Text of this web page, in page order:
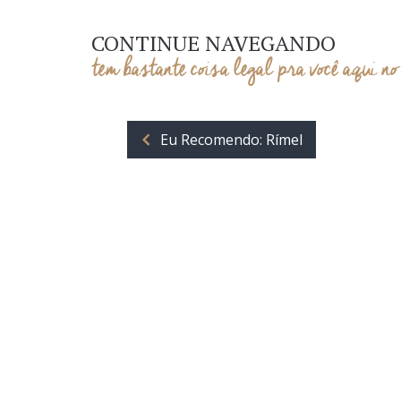
CONTINUE NAVEGANDO
tem bastante coisa legal pra você aqui
Eu Recomendo: Rímel